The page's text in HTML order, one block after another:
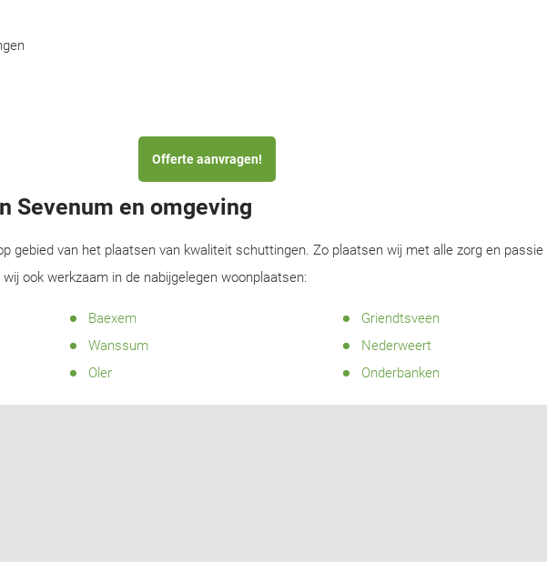
Offerte aanvragen!
Sevenum en omgeving
gebied van het plaatsen van kwaliteit schuttingen. Zo plaatsen wij met alle zorg en passie
ook werkzaam in de nabijgelegen woonplaatsen:
Baexem
Griendtsveen
Wanssum
Nederweert
Oler Onderbanken